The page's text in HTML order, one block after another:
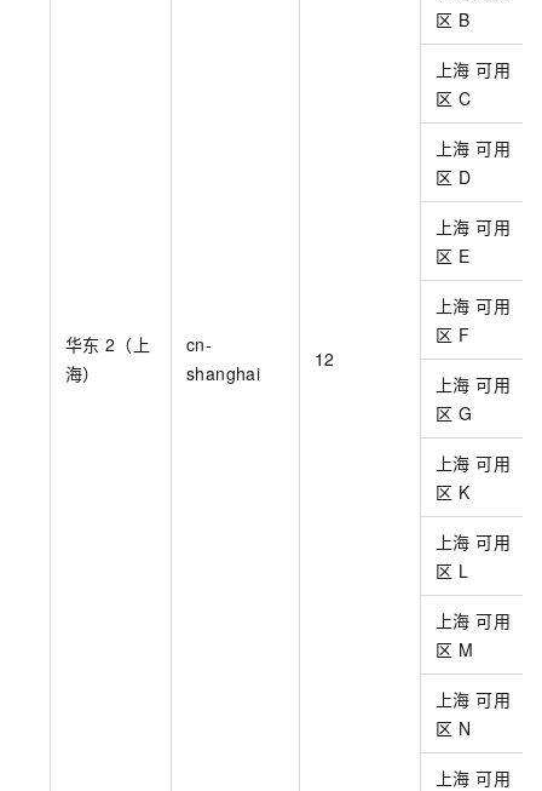
华东 2（上
海）
cn-
shanghai
12
区 B
上海 可用
区 C
上海 可用
区 D
上海 可用
区 E
上海 可用
区 F
上海 可用
区 G
上海 可用
区 K
上海 可用
区 L
上海 可用
区 M
上海 可用
区 N
上海 可用